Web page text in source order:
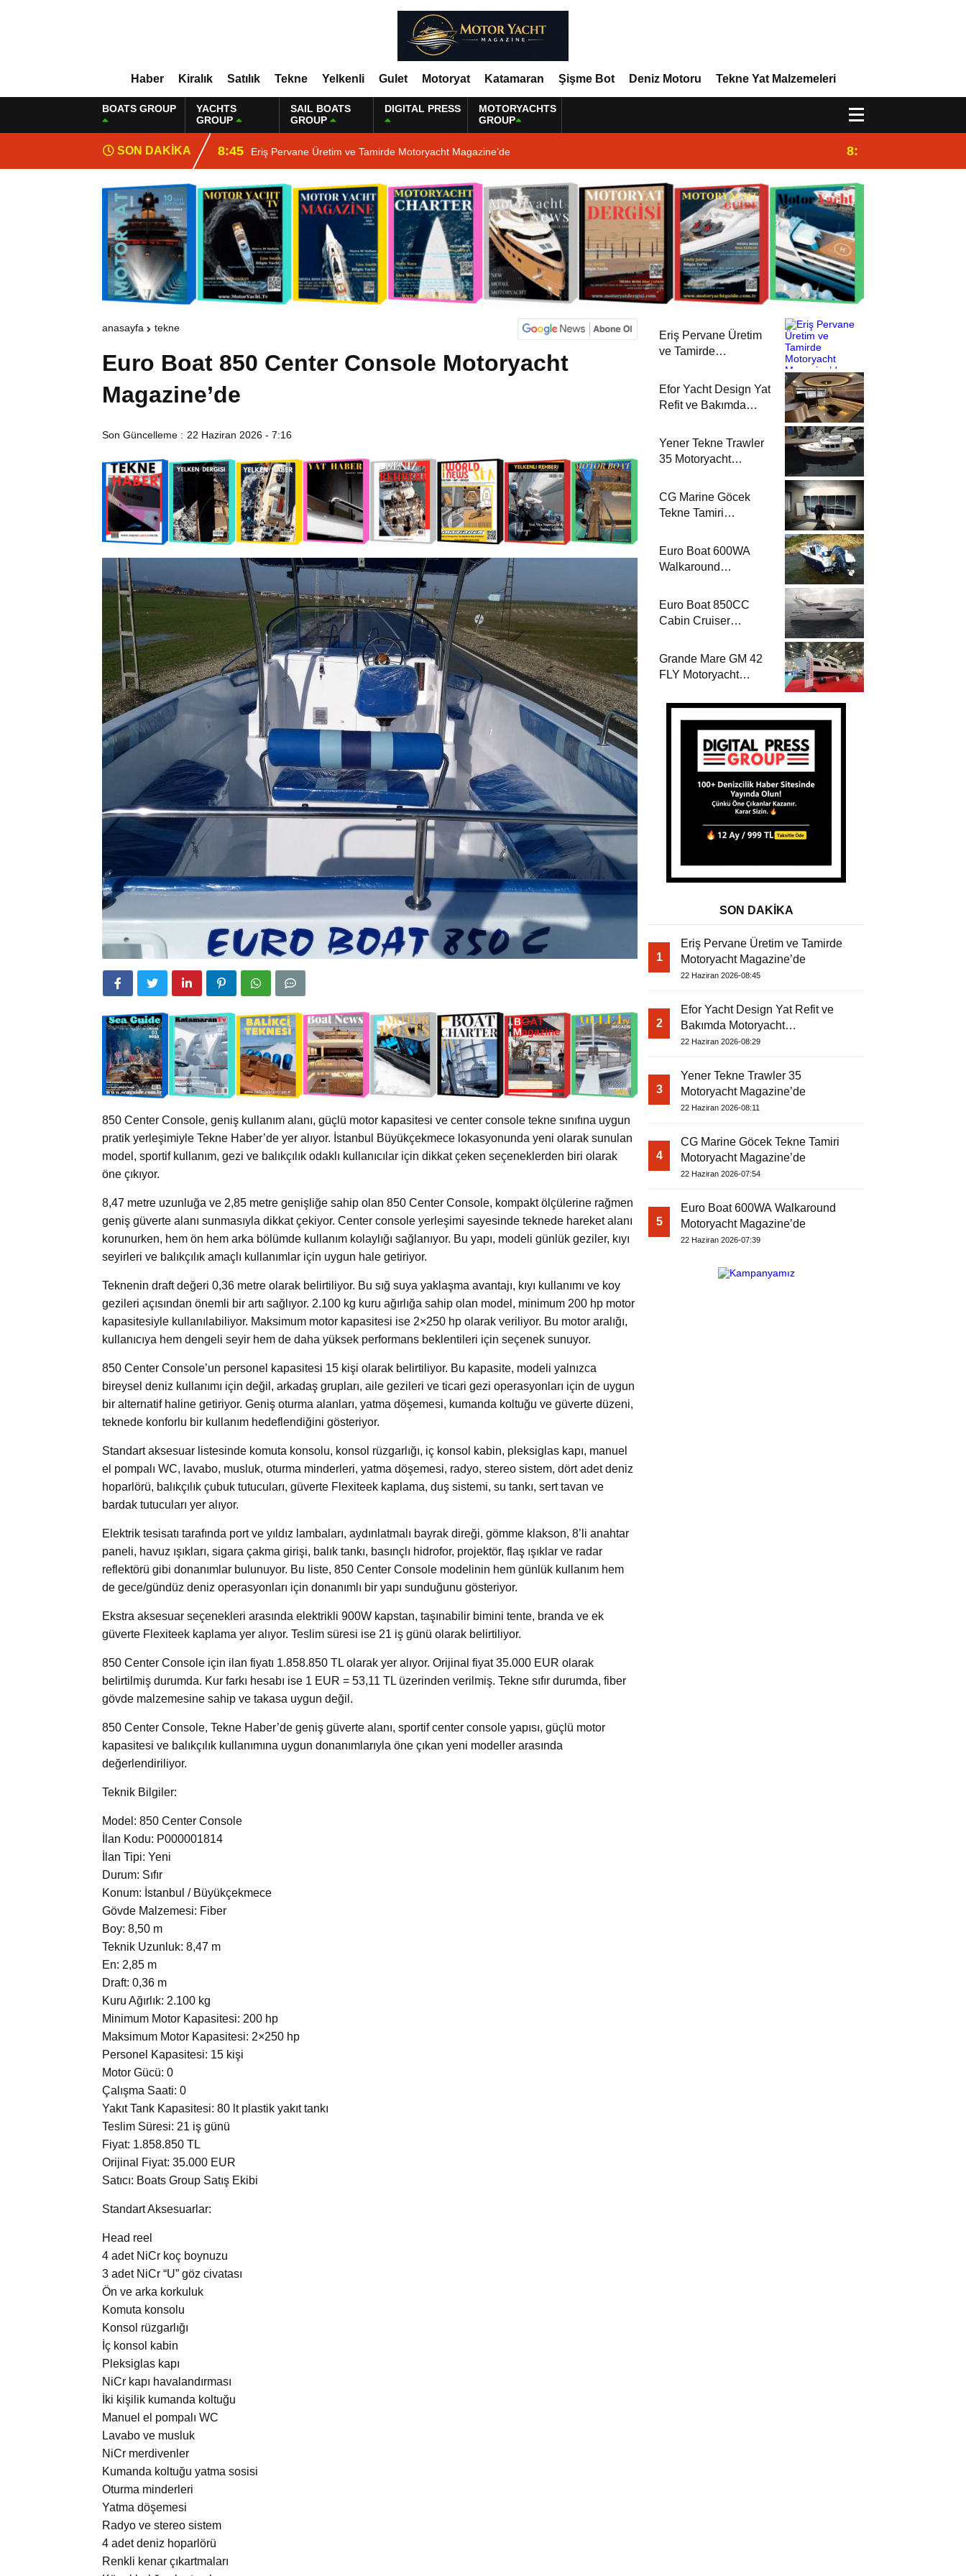
Haber Kiralık Satılık Tekne Yelkenli Gulet Motoryat Katamaran Şişme Bot Deniz Motoru Tekne Yat Malzemeleri
BOATS GROUP
YACHTS
GROUP
SAIL BOATS
GROUP
DIGITAL PRESS
MOTORYACHTS
GROUP
SON DAKİKA 8:45 Eriş Pervane Üretim ve Tamirde Motoryacht Magazine’de 8:29
anasayfa tekne
Euro Boat 850 Center Console Motoryacht
Magazine’de
Son Güncelleme : 22 Haziran 2026 - 7:16
850 Center Console, geniş kullanım alanı, güçlü motor kapasitesi ve center console tekne sınıfına uygun
pratik yerleşimiyle Tekne Haber’de yer alıyor. İstanbul Büyükçekmece lokasyonunda yeni olarak sunulan
model, sportif kullanım, gezi ve balıkçılık odaklı kullanıcılar için dikkat çeken seçeneklerden biri olarak
öne çıkıyor.
8,47 metre uzunluğa ve 2,85 metre genişliğe sahip olan 850 Center Console, kompakt ölçülerine rağmen
geniş güverte alanı sunmasıyla dikkat çekiyor. Center console yerleşimi sayesinde teknede hareket alanı
korunurken, hem ön hem arka bölümde kullanım kolaylığı sağlanıyor. Bu yapı, modeli günlük geziler, kıyı
seyirleri ve balıkçılık amaçlı kullanımlar için uygun hale getiriyor.
Teknenin draft değeri 0,36 metre olarak belirtiliyor. Bu sığ suya yaklaşma avantajı, kıyı kullanımı ve koy
gezileri açısından önemli bir artı sağlıyor. 2.100 kg kuru ağırlığa sahip olan model, minimum 200 hp motor
kapasitesiyle kullanılabiliyor. Maksimum motor kapasitesi ise 2×250 hp olarak veriliyor. Bu motor aralığı,
kullanıcıya hem dengeli seyir hem de daha yüksek performans beklentileri için seçenek sunuyor.
850 Center Console’un personel kapasitesi 15 kişi olarak belirtiliyor. Bu kapasite, modeli yalnızca
bireysel deniz kullanımı için değil, arkadaş grupları, aile gezileri ve ticari gezi operasyonları için de uygun
bir alternatif haline getiriyor. Geniş oturma alanları, yatma döşemesi, kumanda koltuğu ve güverte düzeni,
teknede konforlu bir kullanım hedeflendiğini gösteriyor.
Standart aksesuar listesinde komuta konsolu, konsol rüzgarlığı, iç konsol kabin, pleksiglas kapı, manuel
el pompalı WC, lavabo, musluk, oturma minderleri, yatma döşemesi, radyo, stereo sistem, dört adet deniz
hoparlörü, balıkçılık çubuk tutucuları, güverte Flexiteek kaplama, duş sistemi, su tankı, sert tavan ve
bardak tutucuları yer alıyor.
Elektrik tesisatı tarafında port ve yıldız lambaları, aydınlatmalı bayrak direği, gömme klakson, 8’li anahtar
paneli, havuz ışıkları, sigara çakma girişi, balık tankı, basınçlı hidrofor, projektör, flaş ışıklar ve radar
reflektörü gibi donanımlar bulunuyor. Bu liste, 850 Center Console modelinin hem günlük kullanım hem
de gece/gündüz deniz operasyonları için donanımlı bir yapı sunduğunu gösteriyor.
Ekstra aksesuar seçenekleri arasında elektrikli 900W kapstan, taşınabilir bimini tente, branda ve ek
güverte Flexiteek kaplama yer alıyor. Teslim süresi ise 21 iş günü olarak belirtiliyor.
850 Center Console için ilan fiyatı 1.858.850 TL olarak yer alıyor. Orijinal fiyat 35.000 EUR olarak
belirtilmiş durumda. Kur farkı hesabı ise 1 EUR = 53,11 TL üzerinden verilmiş. Tekne sıfır durumda, fiber
gövde malzemesine sahip ve takasa uygun değil.
850 Center Console, Tekne Haber’de geniş güverte alanı, sportif center console yapısı, güçlü motor
kapasitesi ve balıkçılık kullanımına uygun donanımlarıyla öne çıkan yeni modeller arasında
değerlendiriliyor.
Teknik Bilgiler:
Model: 850 Center Console
İlan Kodu: P000001814
İlan Tipi: Yeni
Durum: Sıfır
Konum: İstanbul / Büyükçekmece
Gövde Malzemesi: Fiber
Boy: 8,50 m
Teknik Uzunluk: 8,47 m
En: 2,85 m
Draft: 0,36 m
Kuru Ağırlık: 2.100 kg
Minimum Motor Kapasitesi: 200 hp
Maksimum Motor Kapasitesi: 2×250 hp
Personel Kapasitesi: 15 kişi
Motor Gücü: 0
Çalışma Saati: 0
Yakıt Tank Kapasitesi: 80 lt plastik yakıt tankı
Teslim Süresi: 21 iş günü
Fiyat: 1.858.850 TL
Orijinal Fiyat: 35.000 EUR
Satıcı: Boats Group Satış Ekibi
Standart Aksesuarlar:
Head reel
4 adet NiCr koç boynuzu
3 adet NiCr “U” göz civatası
Ön ve arka korkuluk
Komuta konsolu
Konsol rüzgarlığı
İç konsol kabin
Pleksiglas kapı
NiCr kapı havalandırması
İki kişilik kumanda koltuğu
Manuel el pompalı WC
Lavabo ve musluk
NiCr merdivenler
Kumanda koltuğu yatma sosisi
Oturma minderleri
Yatma döşemesi
Radyo ve stereo sistem
4 adet deniz hoparlörü
Renkli kenar çıkartmaları
Eriş Pervane Üretim
ve Tamirde
Magazine’de
Efor Yacht Design Yat
Refit ve Bakımda
Magazine’de
Yener Tekne Trawler
35 Motoryacht
CG Marine Göcek
Tekne Tamiri
Magazine’de
Euro Boat 600WA
Walkaround
Magazine’de
Euro Boat 850CC
Cabin Cruiser
Magazine’de
Grande Mare GM 42
FLY Motoryacht
SON DAKİKA
1
Eriş Pervane Üretim ve Tamirde
Motoryacht Magazine’de
22 Haziran 2026-08:45
2
Efor Yacht Design Yat Refit ve
Bakımda Motoryacht
Magazine’de
22 Haziran 2026-08:29
3
Yener Tekne Trawler 35
Motoryacht Magazine’de
22 Haziran 2026-08:11
4
CG Marine Göcek Tekne Tamiri
Motoryacht Magazine’de
22 Haziran 2026-07:54
5
Euro Boat 600WA Walkaround
Motoryacht Magazine’de
22 Haziran 2026-07:39